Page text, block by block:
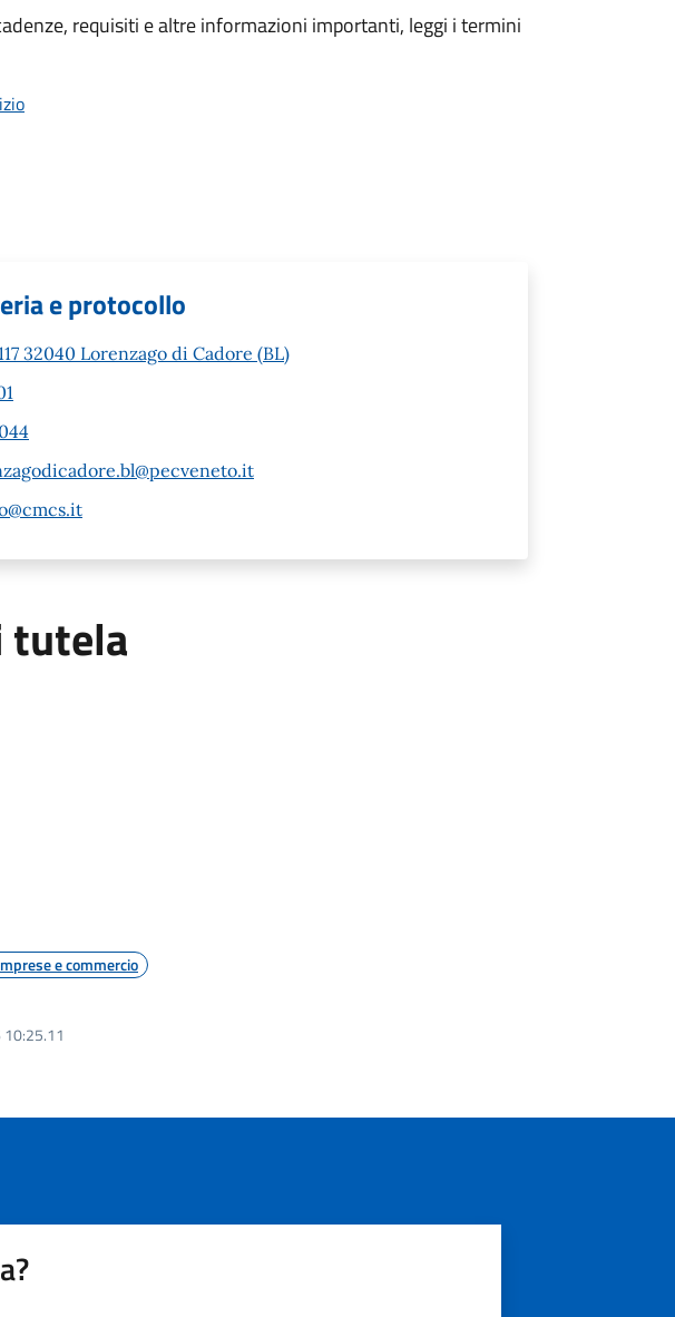
requisiti e altre informazioni importanti, leggi i termini
e protocollo
32040 Lorenzago di Cadore (BL)
tutela
e commercio